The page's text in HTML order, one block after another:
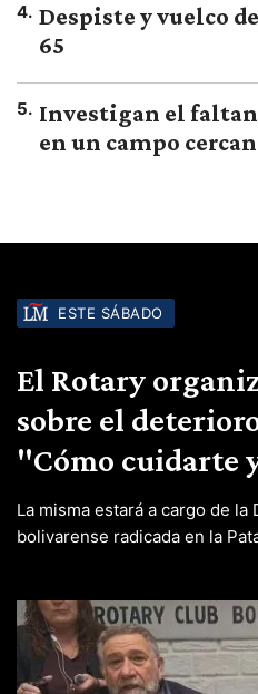
4. Despiste y vuelco
65
5. Investigan el
en un campo
ESTE SÁBADO
El Rotary
sobre el
"Cómo cuidarte
La misma estará a cargo de la
bolivarense radicada en la